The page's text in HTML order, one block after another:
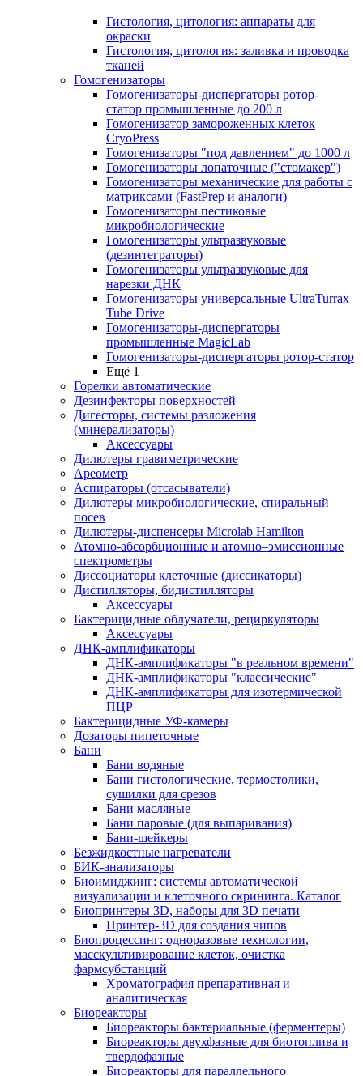
Гистология, цитология: аппараты для
окраски
Гистология, цитология: заливка и проводка
тканей
Гомогенизаторы
Гомогенизаторы-диспергаторы ротор-
статор промышленные до 200 л
Гомогенизатор замороженных клеток
CryoPress
Гомогенизаторы "под давлением" до 1000 л
Гомогенизаторы лопаточные ("стомакер")
Гомогенизаторы механические для работы с
матриксами (FastPrep и аналоги)
Гомогенизаторы пестиковые
микробиологические
Гомогенизаторы ультразвуковые
(дезинтеграторы)
Гомогенизаторы ультразвуковые для
нарезки ДНК
Гомогенизаторы универсальные UltraTurrax
Tube Drive
Гомогенизаторы-диспергаторы
промышленные MagicLab
Гомогенизаторы-диспергаторы ротор-статор
Ещё 1
Горелки автоматические
Дезинфекторы поверхностей
Дигесторы, системы разложения
(минерализаторы)
Аксессуары
Дилютеры гравиметрические
Ареометр
Аспираторы (отсасыватели)
Дилютеры микробиологические, спиральный
посев
Дилютеры-диспенсеры Microlab Hamilton
Атомно-абсорбционные и атомно–эмиссионные
спектрометры
Диссоциаторы клеточные (диссикаторы)
Дистилляторы, бидистилляторы
Аксессуары
Бактерицидные облучатели, рециркуляторы
Аксессуары
ДНК-амплификаторы
ДНК-амплификаторы "в реальном времени"
ДНК-амплификаторы "классические"
ДНК-амплификаторы для изотермической
ПЦР
Бактерицидные УФ-камеры
Дозаторы пипеточные
Бани
Бани водяные
Бани гистологические, термостолики,
сушилки для срезов
Бани масляные
Бани паровые (для выпаривания)
Бани-шейкеры
Безжидкостные нагреватели
БИК-анализаторы
Биоимиджинг: системы автоматической
визуализации и клеточного скрининга. Каталог
Биопринтеры 3D, наборы для 3D печати
Принтер-3D для создания чипов
Биопроцессинг: одноразовые технологии,
масскультивирование клеток, очистка
фармсубстанций
Хроматография препаративная и
аналитическая
Биореакторы
Биореакторы бактериальные (ферментеры)
Биореакторы двухфазные для биотоплива и
твердофазные
Биореакторы для параллельного